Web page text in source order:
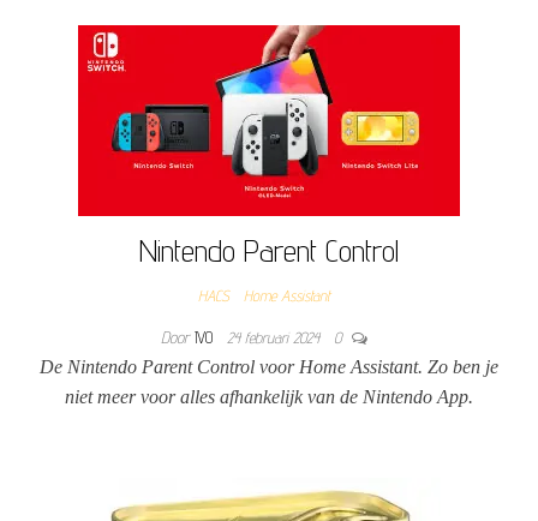
Nintendo Parent Control
HACS Home Assistant
Door IVO 24 februari 2024 0
De Nintendo Parent Control voor Home Assistant. Zo ben je
niet meer voor alles afhankelijk van de Nintendo App.